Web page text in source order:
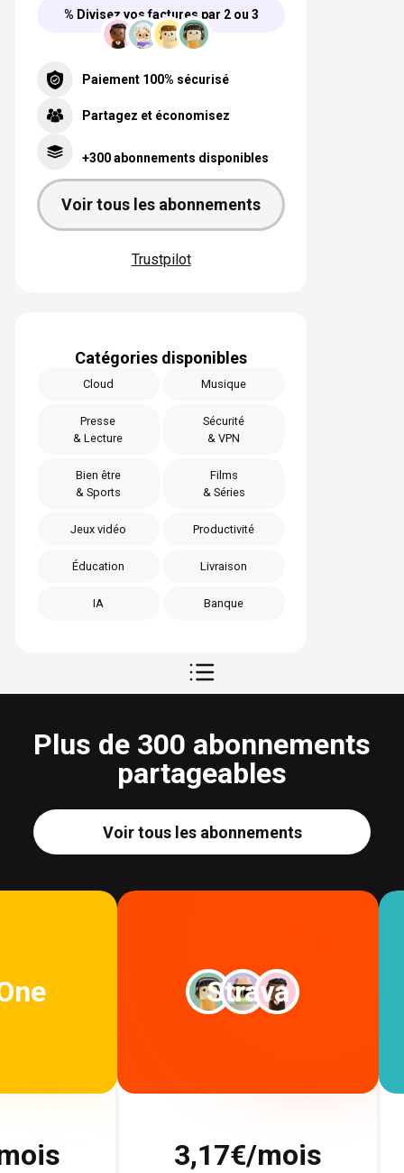
% Divisez vos factures par 2 ou 3
Paiement 100% sécurisé
Partagez et économisez
+300 abonnements disponibles
Voir tous les abonnements
Trustpilot
Catégories disponibles
Cloud Musique
Presse
& Lecture
Sécurité
& VPN
Bien être
& Sports
Films
& Séries
Jeux vidéo Productivité
Éducation Livraison
IA Banque
Plus de 300 abonnements
partageables
Voir tous les abonnements
Strava
3,17€/mois